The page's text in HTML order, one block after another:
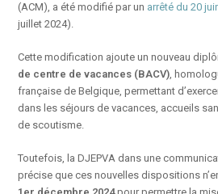
(ACM), a été modifié par un arrêté du 20
juillet 2024).
Cette modification ajoute un nouveau
de centre de vacances (BACV),
française de Belgique, permettant
dans les séjours de vacances, accueils
de scoutisme.
Toutefois, la DJEPVA dans une
précise que ces nouvelles dispositions